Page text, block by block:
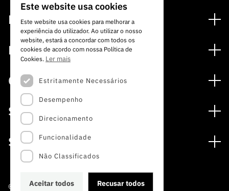
Financiamento
Programas de Financiamento
Internacional
Prémios
Media
Notas de Imprensa
Subscrever Newsletter
Subscrever Direct Mail de Concursos
Agenda
Publicações
Concursos
Concursos Abertos
Concursos Previstos
Concursos Fechados
Calendarização FCT 2026
Serviços
Serviços digitais: Tecnologia para o Conhecimento
Arquivo, Documentação e Informação
Acesso a dados estatísticos para fins científicos –
Sobre
A FCT
Estudos e Planeamento Estratégico
©2022 · Fundação para a Ciência e a Tecnologia
PORTUGUESE
ENGLISH
Este website usa cookies
Este website usa cookies para melhorar a
experiência do utilizador. Ao utilizar o nosso
website, estará a concordar com todos os
cookies de acordo com nossa Política de
Cookies. Ler mais
Estritamente Necessários
Desempenho
Direcionamento
Funcionalidade
Não Classificados
Aceitar todos Recusar todos